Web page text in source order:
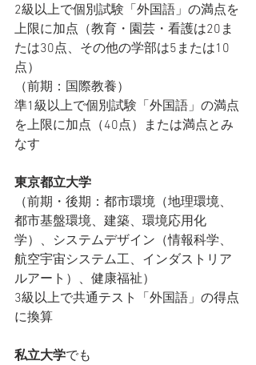
2級以上で個別試験「外国語」の満点を
上限に加点（教育・園芸・看護は20ま
たは30点、その他の学部は5または10
点）
（前期：国際教養）
準1級以上で個別試験「外国語」の満点
を上限に加点（40点）または満点とみ
なす
東京都立大学
（前期・後期：都市環境（地理環境、
都市基盤環境、建築、環境応用化
学）、システムデザイン（情報科学、
航空宇宙システム工、インダストリア
ルアート）、健康福祉）
3級以上で共通テスト「外国語」の得点
に換算
私立大学でも